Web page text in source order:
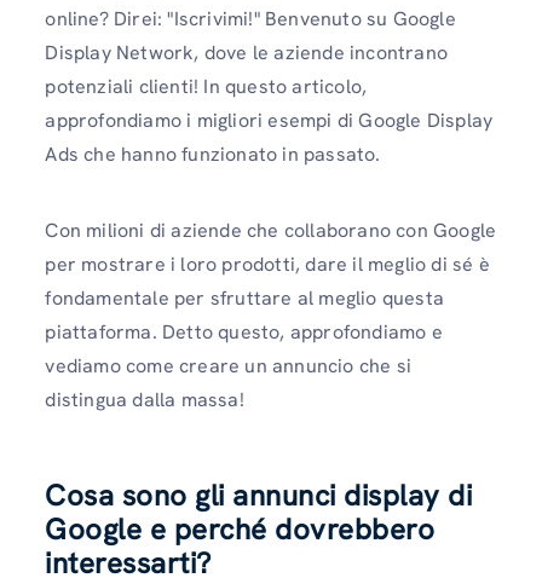
online? Direi: "Iscrivimi!" Benvenuto su Google
Display Network, dove le aziende incontrano
potenziali clienti! In questo articolo,
approfondiamo i migliori esempi di Google Display
Ads che hanno funzionato in passato.
Con milioni di aziende che collaborano con Google
per mostrare i loro prodotti, dare il meglio di sé è
fondamentale per sfruttare al meglio questa
piattaforma. Detto questo, approfondiamo e
vediamo come creare un annuncio che si
distingua dalla massa!
Cosa sono gli annunci display di
Google e perché dovrebbero
interessarti?